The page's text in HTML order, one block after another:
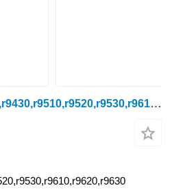
John Deere r9410,r9420,r9430,r9510,r9520,r9530,r9610,r9620,r9630 tekerlekli traktör için John köprü